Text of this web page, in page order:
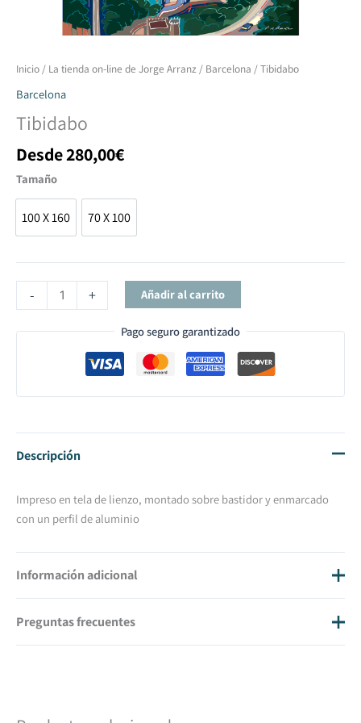
Inicio / La tienda on-line de Jorge Arranz / Barcelona / Tibidabo
Barcelona
Tibidabo
Desde280,00€
Tamaño
100 X 160 70 X 100
-
Tibidabo
cantidad
+ Añadir al carrito
Pago seguro garantizado
Descripción
Impreso en tela de lienzo, montado sobre bastidor y enmarcado
con un perfil de aluminio
Información adicional
Dimensiones
Preguntas frecuentes